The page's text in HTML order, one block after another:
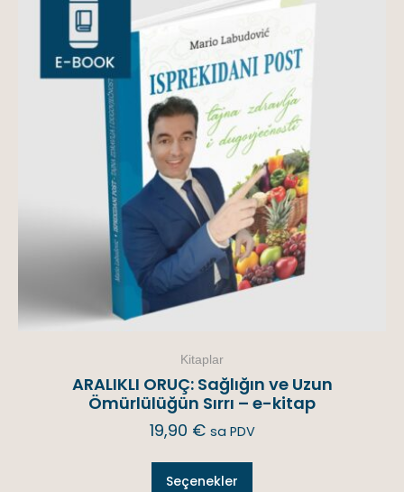
Kitaplar
ARALIKLI ORUÇ: Sağlığın ve Uzun
Ömürlülüğün Sırrı – e-kitap
19,90 € sa PDV
Seçenekler